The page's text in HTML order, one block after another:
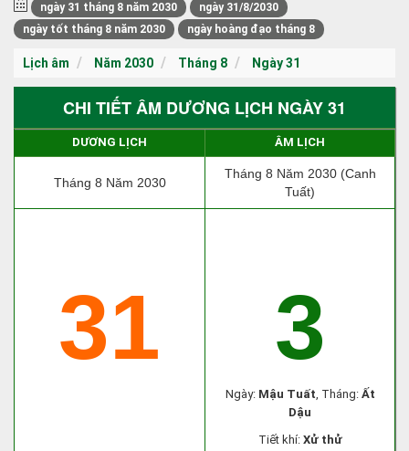
ngày 31 tháng 8 năm 2030
ngày 31/8/2030
ngày tốt tháng 8 năm 2030
ngày hoàng đạo tháng 8
Lịch âm Năm 2030 Tháng 8 Ngày 31
CHI TIẾT ÂM DƯƠNG LỊCH NGÀY 31
DƯƠNG LỊCH ÂM LỊCH
Tháng 8 Năm 2030
Tháng 8 Năm 2030 (Canh
Tuất)
31 3
Ngày: Mậu Tuất, Tháng: Ất
Dậu
Tiết khí: Xử thử